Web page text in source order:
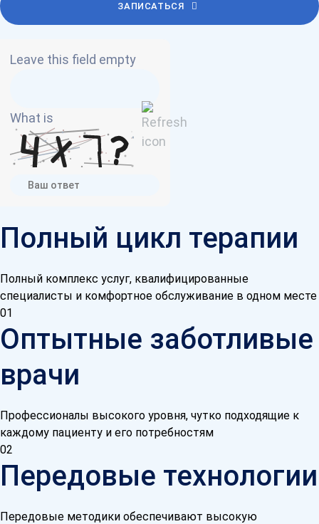
ЗАПИСАТЬСЯ
Leave this field empty
What is
Полный цикл терапии
Полный комплекс услуг, квалифицированные
специалисты и комфортное обслуживание в одном месте
01
Оптытные заботливые
врачи
Профессионалы высокого уровня, чутко подходящие к
каждому пациенту и его потребностям
02
Передовые технологии
Передовые методики обеспечивают высокую